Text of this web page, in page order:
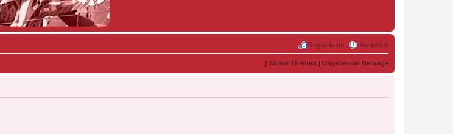
Anmelden
Registrieren
| Aktive Themen | Ungelesene Beiträge